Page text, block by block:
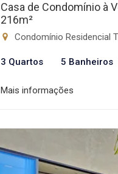
Casa de Condomínio à
216m²
Condomínio Residencial
3 Quartos 5 Banheiros
Mais informações